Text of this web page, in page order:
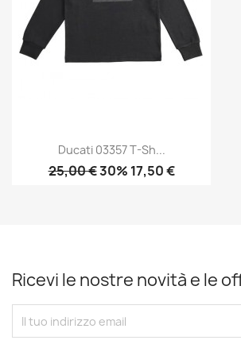
Ducati 03357 T-Sh...
25,00 €30% 17,50 €
Ricevi le nostre novità e le